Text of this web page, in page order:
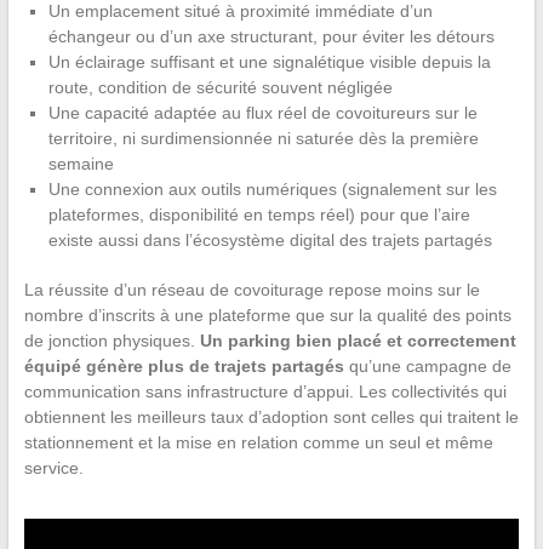
Un emplacement situé à proximité immédiate d’un
échangeur ou d’un axe structurant, pour éviter les détours
Un éclairage suffisant et une signalétique visible depuis la
route, condition de sécurité souvent négligée
Une capacité adaptée au flux réel de covoitureurs sur le
territoire, ni surdimensionnée ni saturée dès la première
semaine
Une connexion aux outils numériques (signalement sur les
plateformes, disponibilité en temps réel) pour que l’aire
existe aussi dans l’écosystème digital des trajets partagés
La réussite d’un réseau de covoiturage repose moins sur le
nombre d’inscrits à une plateforme que sur la qualité des points
de jonction physiques. Un parking bien placé et correctement
équipé génère plus de trajets partagés qu’une campagne de
communication sans infrastructure d’appui. Les collectivités qui
obtiennent les meilleurs taux d’adoption sont celles qui traitent le
stationnement et la mise en relation comme un seul et même
service.